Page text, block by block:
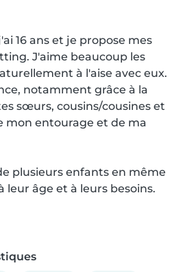
16 ans et je propose mes
J'aime beaucoup les
à l'aise avec eux.
notamment grâce à la
sœurs, cousins/cousines et
mon entourage et de ma
plusieurs enfants en même
âge et à leurs besoins.